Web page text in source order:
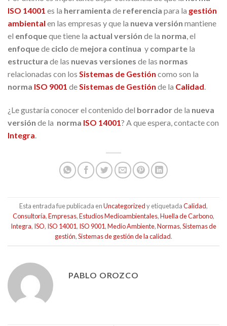
ISO 14001 es la herramienta de referencia para la gestión
ambiental en las empresas y que la nueva versión mantiene
el enfoqueque tiene la actual versión de la norma, el
enfoquede ciclo de mejora continua y comparte la
estructura de las nuevas versiones de las normas
relacionadas con los Sistemas de Gestión como son la
norma ISO 9001 deSistemas de Gestión de la Calidad.
¿Le gustaría conocer el contenido del borradorde la nueva
versión de la norma ISO 14001? A que espera, contacte con
Integra.
Esta entrada fue publicada enUncategorizedy etiquetadaCalidad,
Consultoría,Empresas,Estudios Medioambientales,Huella de Carbono,
Integra, ISO, ISO 14001, ISO 9001,Medio Ambiente,Normas,Sistemas de
gestión,Sistemas de gestión de la calidad.
PABLO OROZCO